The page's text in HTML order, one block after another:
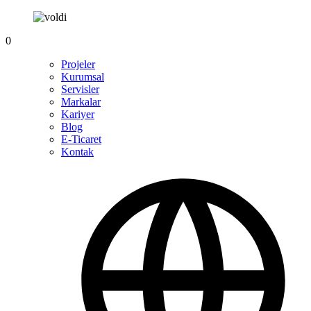
0
Projeler
Kurumsal
Servisler
Markalar
Kariyer
Blog
E-Ticaret
Kontak